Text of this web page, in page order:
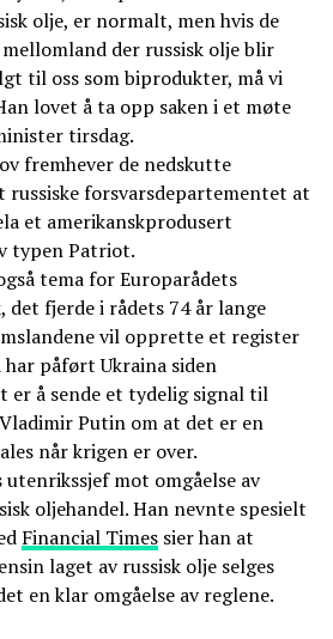
olje, er normalt, men hvis de
der russisk olje blir
til oss som biprodukter, må vi
lovet å ta opp saken i et møte
tirsdag.
fremhever de nedskutte
russiske forsvarsdepartementet at
et amerikanskprodusert
typen Patriot.
tema for Europarådets
det fjerde i rådets 74 år lange
vil opprette et register
har påført Ukraina siden
er å sende et tydelig signal til
Putin om at det er en
når krigen er over.
utenrikssjef mot omgåelse av
oljehandel. Han nevnte spesielt
Financial Timessier han at
laget av russisk olje selges
en klar omgåelse av reglene.